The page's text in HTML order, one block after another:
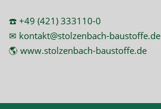
☎️ +49 (421) 333110-0
✉ kontakt@stolzenbach-baustoffe.de
🌎 www.stolzenbach-baustoffe.de